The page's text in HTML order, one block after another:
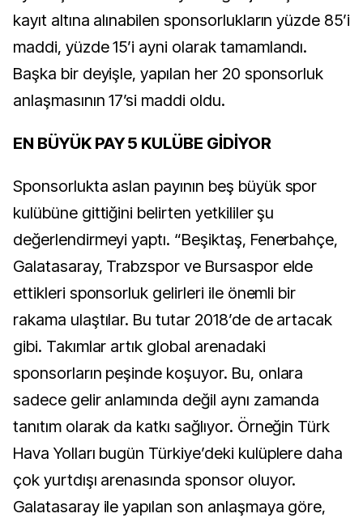
kayıt altına alınabilen sponsorlukların yüzde 85’i
maddi, yüzde 15’i ayni olarak tamamlandı.
Başka bir deyişle, yapılan her 20 sponsorluk
anlaşmasının 17’si maddi oldu.
EN BÜYÜK PAY 5 KULÜBE GİDİYOR
Sponsorlukta aslan payının beş büyük spor
kulübüne gittiğini belirten yetkililer şu
değerlendirmeyi yaptı. “Beşiktaş, Fenerbahçe,
Galatasaray, Trabzspor ve Bursaspor elde
ettikleri sponsorluk gelirleri ile önemli bir
rakama ulaştılar. Bu tutar 2018’de de artacak
gibi. Takımlar artık global arenadaki
sponsorların peşinde koşuyor. Bu, onlara
sadece gelir anlamında değil aynı zamanda
tanıtım olarak da katkı sağlıyor. Örneğin Türk
Hava Yolları bugün Türkiye’deki kulüplere daha
çok yurtdışı arenasında sponsor oluyor.
Galatasaray ile yapılan son anlaşmaya göre,